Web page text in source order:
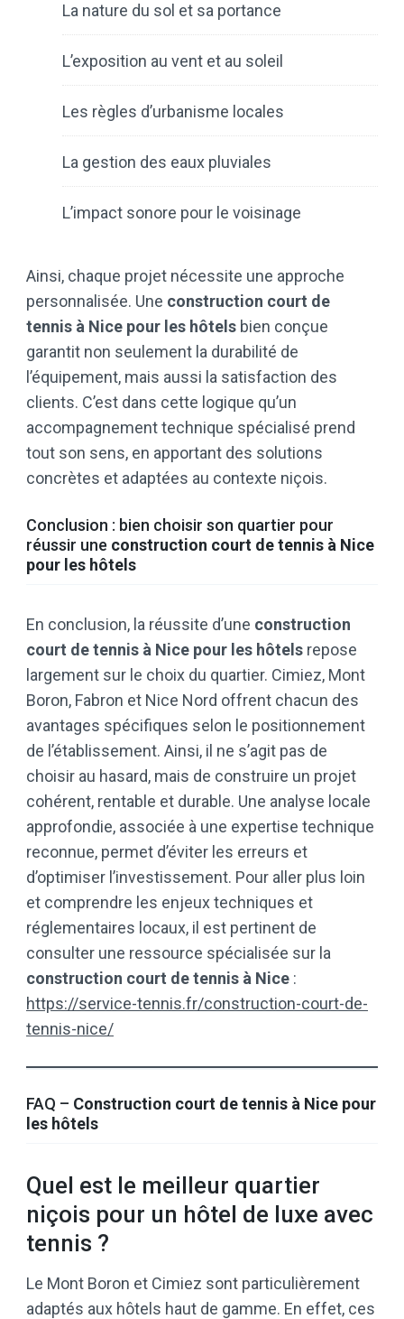
La nature du sol et sa portance
L’exposition au vent et au soleil
Les règles d’urbanisme locales
La gestion des eaux pluviales
L’impact sonore pour le voisinage
Ainsi, chaque projet nécessite une approche
personnalisée. Une construction court de
tennis à Nice pour les hôtels bien conçue
garantit non seulement la durabilité de
l’équipement, mais aussi la satisfaction des
clients. C’est dans cette logique qu’un
accompagnement technique spécialisé prend
tout son sens, en apportant des solutions
concrètes et adaptées au contexte niçois.
Conclusion : bien choisir son quartier pour
réussir une construction court de tennis à Nice
pour les hôtels
En conclusion, la réussite d’une construction
court de tennis à Nice pour les hôtels repose
largement sur le choix du quartier. Cimiez, Mont
Boron, Fabron et Nice Nord offrent chacun des
avantages spécifiques selon le positionnement
de l’établissement. Ainsi, il ne s’agit pas de
choisir au hasard, mais de construire un projet
cohérent, rentable et durable. Une analyse locale
approfondie, associée à une expertise technique
reconnue, permet d’éviter les erreurs et
d’optimiser l’investissement. Pour aller plus loin
et comprendre les enjeux techniques et
réglementaires locaux, il est pertinent de
consulter une ressource spécialisée sur la
construction court de tennis à Nice :
https://service-tennis.fr/construction-court-de-
tennis-nice/
FAQ – Construction court de tennis à Nice pour
les hôtels
Quel est le meilleur quartier
niçois pour un hôtel de luxe avec
tennis ?
Le Mont Boron et Cimiez sont particulièrement
adaptés aux hôtels haut de gamme. En effet, ces